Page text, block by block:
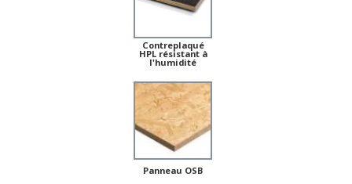
Contreplaqué
HPL résistant à
l'humidité
Panneau OSB